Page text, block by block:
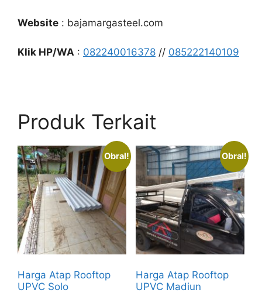
Website : bajamargasteel.com
Klik HP/WA : 082240016378 // 085222140109
Produk Terkait
Obral!
Harga Atap Rooftop
UPVC Solo
Obral!
Harga Atap Rooftop
UPVC Madiun